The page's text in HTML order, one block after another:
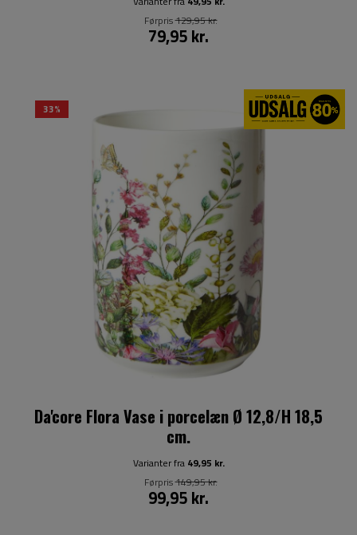
79,95 kr.
Førpris129,95 kr.
33%
Da'core Flora Vase i porcelæn Ø 12,8/H 18,5
cm.
Varianter fra49,95 kr.
99,95 kr.
Førpris149,95 kr.